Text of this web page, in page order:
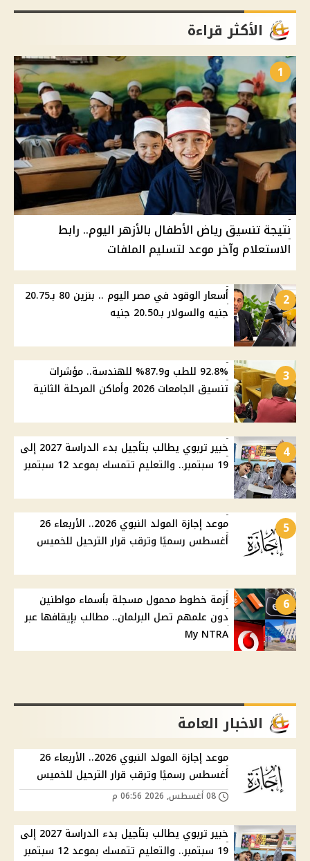
الأكثر قراءة
1
نتيجة تنسيق رياض الأطفال بالأزهر اليوم.. رابط
الاستعلام وآخر موعد لتسليم الملفات
2
أسعار الوقود في مصر اليوم .. بنزين 80 بـ20.75
جنيه والسولار بـ20.50 جنيه
3
92.8% للطب و87.9% للهندسة.. مؤشرات
تنسيق الجامعات 2026 وأماكن المرحلة الثانية
4
خبير تربوي يطالب بتأجيل بدء الدراسة 2027 إلى
19 سبتمبر.. والتعليم تتمسك بموعد 12 سبتمبر
5
موعد إجازة المولد النبوي 2026.. الأربعاء 26
أغسطس رسميًا وترقب قرار الترحيل للخميس
6
أزمة خطوط محمول مسجلة بأسماء مواطنين
دون علمهم تصل البرلمان.. مطالب بإيقافها عبر
My NTRA
الاخبار العامة
موعد إجازة المولد النبوي 2026.. الأربعاء 26
أغسطس رسميًا وترقب قرار الترحيل للخميس
خبير تربوي يطالب بتأجيل بدء الدراسة 2027 إلى
19 سبتمبر.. والتعليم تتمسك بموعد 12 سبتمبر